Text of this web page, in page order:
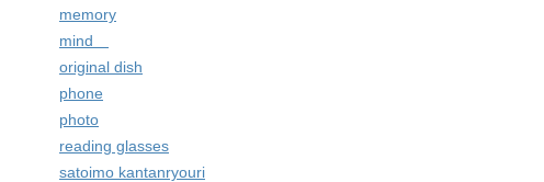
memory
mind
original dish
phone
photo
reading glasses
satoimo kantanryouri